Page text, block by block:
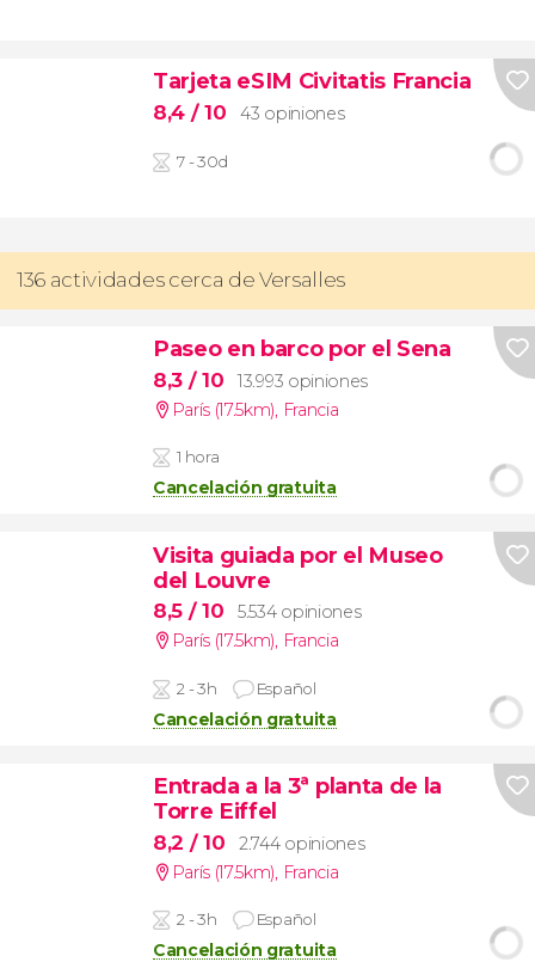
Tarjeta eSIM Civitatis Francia
8,4 / 10 43 opiniones
7 - 30d
136 actividades cerca de Versalles
Paseo en barco por el Sena
8,3 / 10
13.993 opiniones
París (17.5km) Francia
1 hora
Cancelación gratuita
Visita guiada por el Museo
del Louvre
8,5 / 10
5.534 opiniones
París (17.5km), Francia
2 - 3h Español
Cancelación gratuita
Entrada a la 3ª planta de la
Torre Eiffel
8,2 / 10
2.744 opiniones
París (17.5km) Francia
2 - 3h Español
Cancelación gratuita